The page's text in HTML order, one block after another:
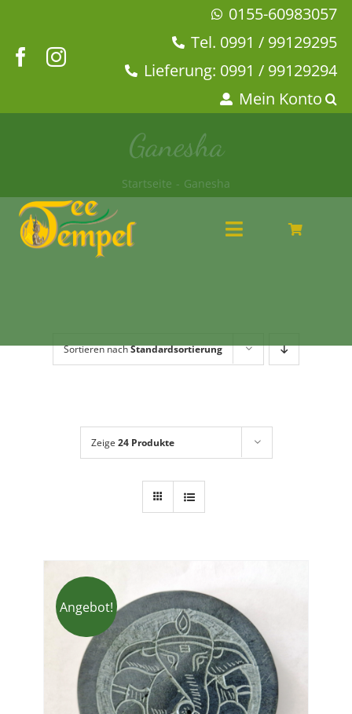
springen
0155-60983057
Tel. 0991 / 99129295
Lieferung: 0991 / 99129294
Mein Konto
Toggle
Geschirr
Über mich
Ganesha
Startseite Ganesha
Sortieren nachStandardsortierung
Zeige 24 Produkte
Angebot!